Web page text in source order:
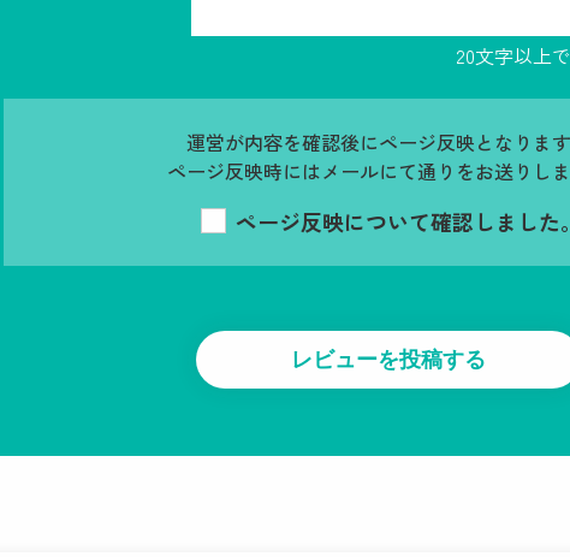
20文字以上
運営が内容を確認後にページ反映となります
ページ反映時にはメールにて通りをお送りしま
ページ反映について確認しました。